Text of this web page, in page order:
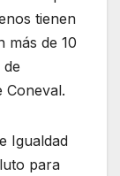
tienen
más de 10
Coneval.
Igualdad
para